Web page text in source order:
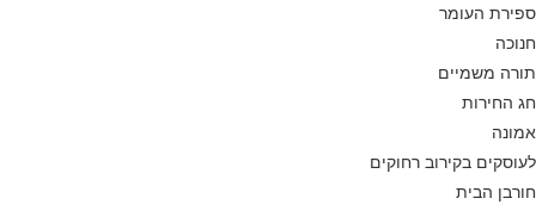
ספירת העומר
חנוכה
תורה משמיים
חג החירות
אמונה
לעוסקים בקירוב רחוקים
חורבן הבית